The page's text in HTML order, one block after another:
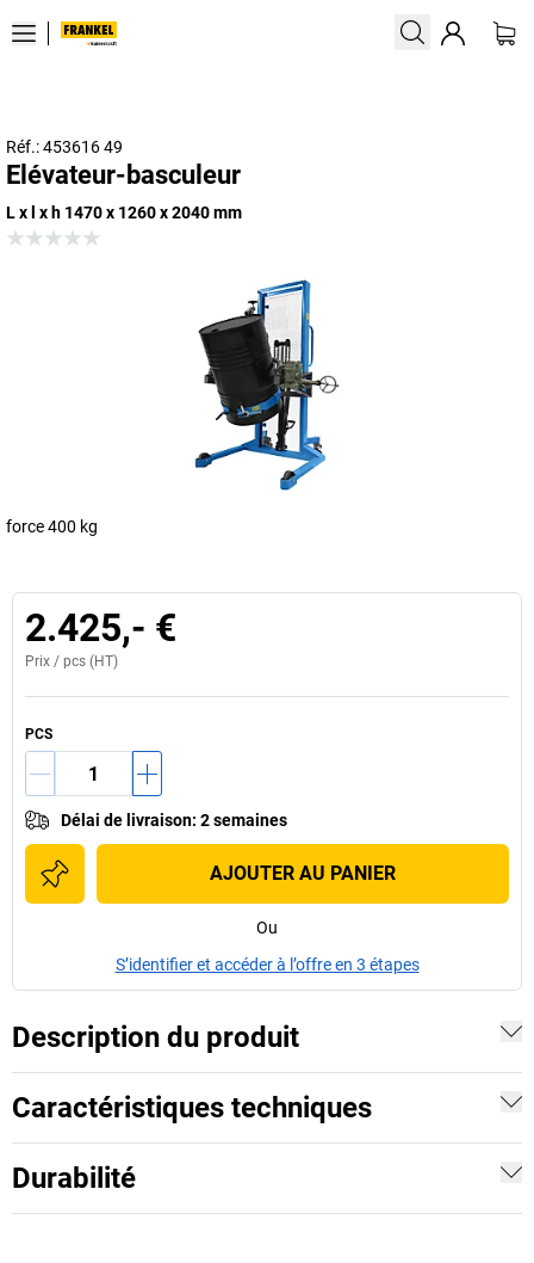
Réf.: 453616 49
Elévateur-basculeur
L x l x h 1470 x 1260 x 2040 mm
force 400 kg
2.425,- €
Prix / pcs (HT)
PCS
Délai de livraison: 2 semaines
AJOUTER AU PANIER
Ou
S’identifier et accéder à l’offre en 3 étapes
Description du produit
Caractéristiques techniques
Durabilité